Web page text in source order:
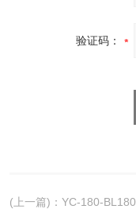
验证码：
(上一篇) ： YC-180-